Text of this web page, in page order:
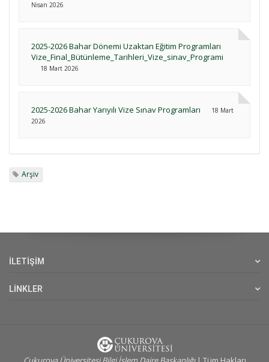
Nisan 2026
2025-2026 Bahar Dönemi Uzaktan Eğitim Programları
Vize_Final_Bütünleme_Tarihleri_Vize_sinav_Programi
18 Mart 2026
2025-2026 Bahar Yarıyılı Vize Sınav Programları
18 Mart
2026
Arşiv
İLETİŞİM
LİNKLER